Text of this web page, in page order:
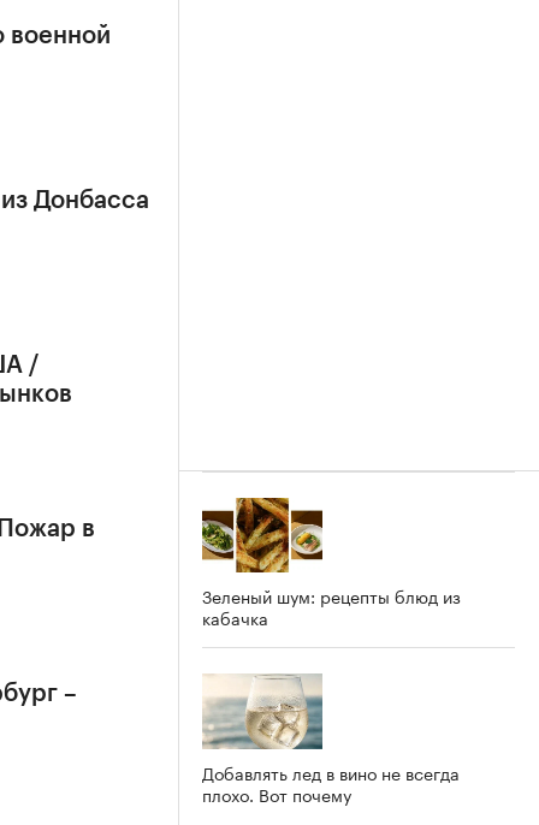
военной
Донбасса
/
в
–
Зеленый шум: рецепты блюд из
кабачка
Добавлять лед в вино не всегда
плохо. Вот почему